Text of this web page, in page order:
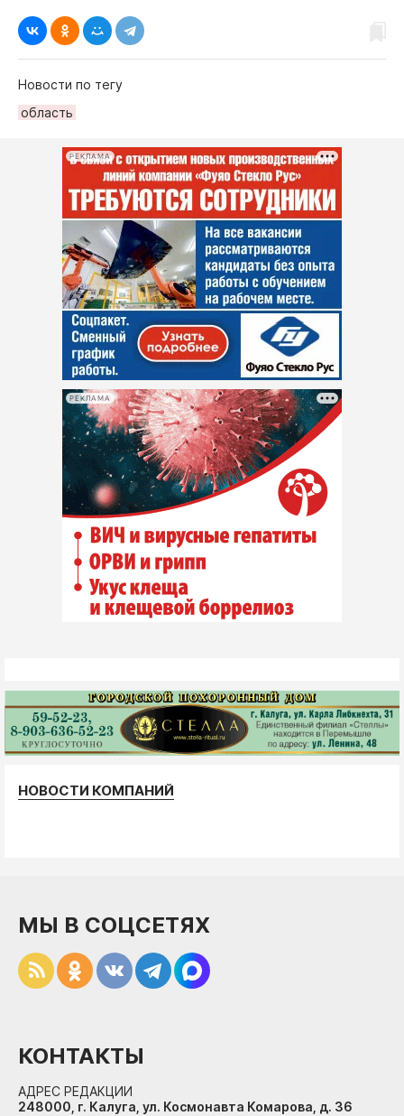
Новости по тегу
область
РЕКЛАМА
РЕКЛАМА
НОВОСТИ КОМПАНИЙ
МЫ В СОЦСЕТЯХ
КОНТАКТЫ
АДРЕС РЕДАКЦИИ
248000, г. Калуга, ул. Космонавта Комарова, д. 36